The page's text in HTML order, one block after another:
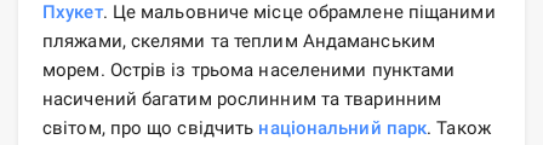
Пхукет. Це мальовниче місце обрамлене піщаними
пляжами, скелями та теплим Андаманським
морем. Острів із трьома населеними пунктами
насичений багатим рослинним та тваринним
світом, про що свідчить національний парк. Також